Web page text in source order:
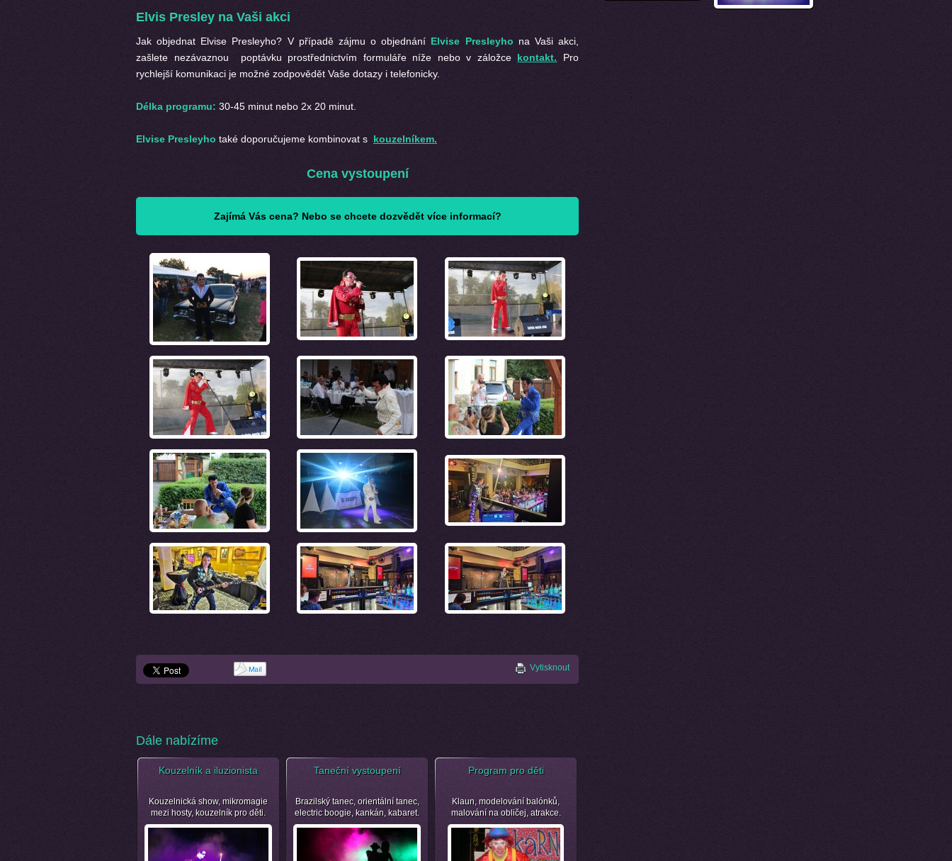
Elvis Presley na Vaši akci
Jak objednat Elvise Presleyho? V případě zájmu o objednání Elvise Presleyho na Vaši akci,
zašlete nezávaznou poptávku prostřednictvím formuláře níže nebo v záložce kontakt. Pro
rychlejší komunikaci je možné zodpovědět Vaše dotazy i telefonicky.
Délka programu: 30-45 minut nebo 2x 20 minut.
Elvise Presleyho také doporučujeme kombinovat s kouzelníkem.
Cena vystoupení
Zajímá Vás cena? Nebo se chcete dozvědět více informací?
Vytisknout
Dále nabízíme
Kouzelník a iluzionista
Kouzelnická show, mikromagie
mezi hosty, kouzelník pro děti.
Taneční vystoupení
Brazilský tanec, orientální tanec,
electric boogie, kankán, kabaret.
Program pro děti
Klaun, modelování balónků,
malování na obličej, atrakce.